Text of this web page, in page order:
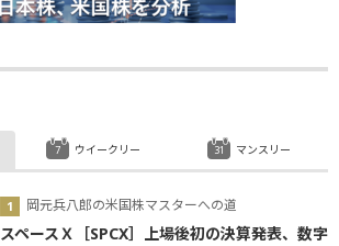
岡元兵八郎の米国株マスターへの道
スペースＸ［SPCX］上場後初の決算発表、数字
ウイークリー マンスリー